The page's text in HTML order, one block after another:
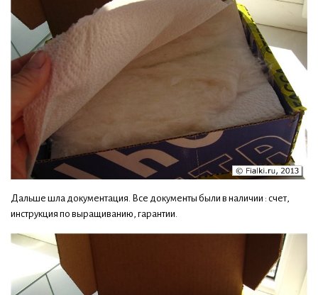
Дальше шла документация. Все документы были в наличии : счет,
инструкция по выращиванию, гарантии.